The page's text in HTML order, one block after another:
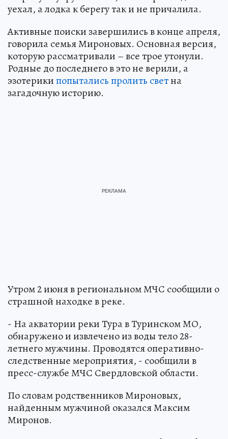
уехал, а лодка к берегу так и не причалила.
Активные поиски завершились в конце апреля,
говорила семья Мироновых. Основная версия,
которую рассматривали – все трое утонули.
Родные до последнего в это не верили, а
эзотерикипопытались пролить светна
загадочную историю.
Утром 2 июня в региональном МЧС сообщили о
страшной находке в реке.
- На акватории реки Тура в Туринском МО,
обнаружено и извлечено из воды тело 28-
летнего мужчины. Проводятся оперативно-
следственные мероприятия, - сообщили в
пресс-службе МЧС Свердловской области.
По словам родственников Мироновых,
найденным мужчиной оказался Максим
Миронов.